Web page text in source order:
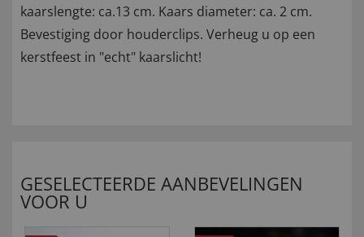
kaarslengte: ca.13 cm. Kaars diameter: ca. 2 cm.
Bevestiging door houderclips. Verheug u op een
kerstfeest in "echt" kaarslicht!
GESELECTEERDE AANBEVELINGEN
VOOR U